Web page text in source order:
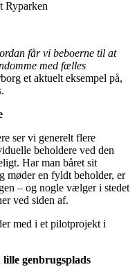
får vi beboerne til at
med fælles
et aktuelt eksempel på,
ser vi generelt flere
beholdere ved den
Har man båret sit
møder en fyldt beholder, er
– og nogle vælger i stedet
ved siden af.
med i et pilotprojekt i
lille genbrugsplads